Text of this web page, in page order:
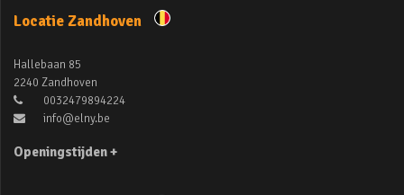
Locatie Zandhoven
Hallebaan 85
2240 Zandhoven
0032479894224
info@elny.be
Openingstijden +